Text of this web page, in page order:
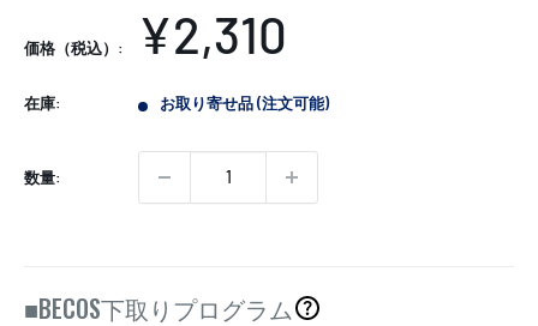
価格（税込）:
販
売
格
¥2,310
在庫: お取り寄せ品 (注文可能)
数量:
■BECOS下取りプログラム